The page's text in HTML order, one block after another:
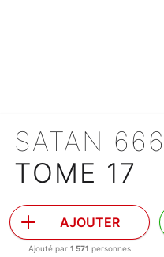
SATAN 666
TOME 17
AJOUTER
Ajouté par 1 571 personnes